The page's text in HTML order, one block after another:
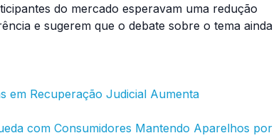
do mercado esperavam uma redução
e sugerem que o debate sobre o tema ainda
em Recuperação Judicial Aumenta
com Consumidores Mantendo Aparelhos por